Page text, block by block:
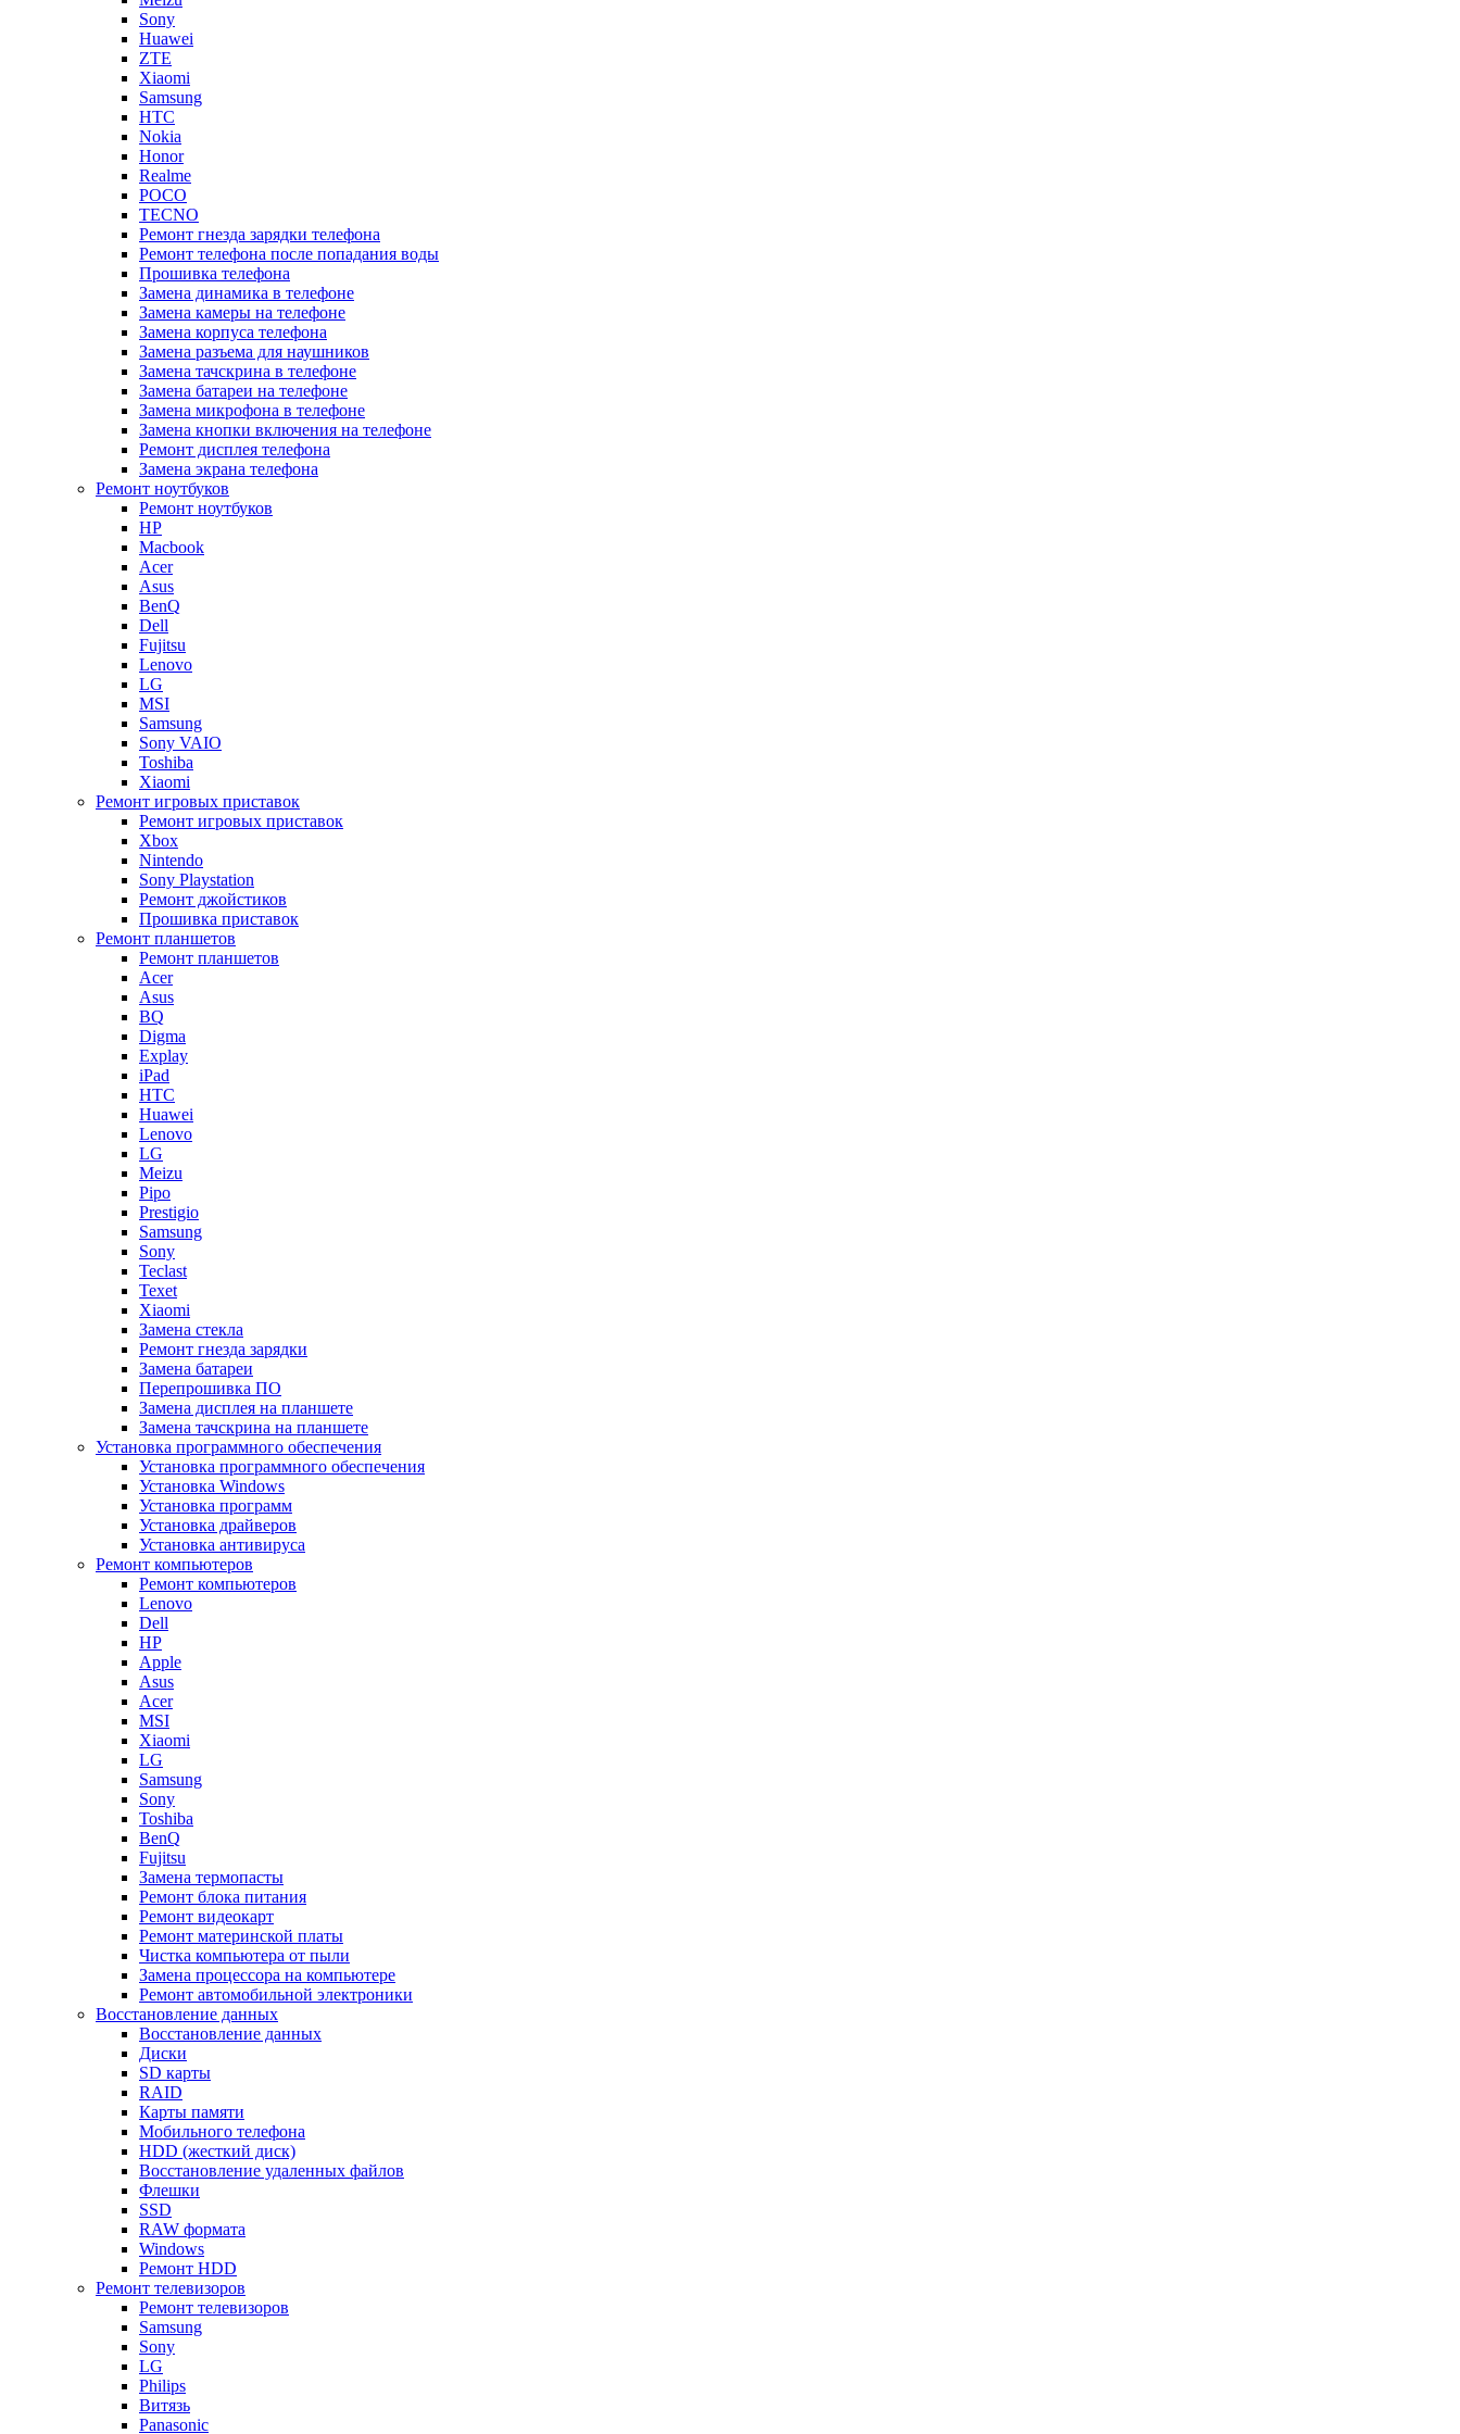
Sony
Huawei
ZTE
Xiaomi
Samsung
HTC
Nokia
Honor
Realme
POCO
TECNO
Ремонт гнезда зарядки телефона
Ремонт телефона после попадания воды
Прошивка телефона
Замена динамика в телефоне
Замена камеры на телефоне
Замена корпуса телефона
Замена разъема для наушников
Замена тачскрина в телефоне
Замена батареи на телефоне
Замена микрофона в телефоне
Замена кнопки включения на телефоне
Ремонт дисплея телефона
Замена экрана телефона
Ремонт ноутбуков
Ремонт ноутбуков
HP
Macbook
Acer
Asus
BenQ
Dell
Fujitsu
Lenovo
LG
MSI
Samsung
Sony VAIO
Toshiba
Xiaomi
Ремонт игровых приставок
Ремонт игровых приставок
Xbox
Nintendo
Sony Playstation
Ремонт джойстиков
Прошивка приставок
Ремонт планшетов
Ремонт планшетов
Acer
Asus
BQ
Digma
Explay
iPad
HTC
Huawei
Lenovo
LG
Meizu
Pipo
Prestigio
Samsung
Sony
Teclast
Texet
Xiaomi
Замена стекла
Ремонт гнезда зарядки
Замена батареи
Перепрошивка ПО
Замена дисплея на планшете
Замена тачскрина на планшете
Установка программного обеспечения
Установка программного обеспечения
Установка Windows
Установка программ
Установка драйверов
Установка антивируса
Ремонт компьютеров
Ремонт компьютеров
Lenovo
Dell
HP
Apple
Asus
Acer
MSI
Xiaomi
LG
Samsung
Sony
Toshiba
BenQ
Fujitsu
Замена термопасты
Ремонт блока питания
Ремонт видеокарт
Ремонт материнской платы
Чистка компьютера от пыли
Замена процессора на компьютере
Ремонт автомобильной электроники
Восстановление данных
Восстановление данных
Диски
SD карты
RAID
Карты памяти
Мобильного телефона
HDD (жесткий диск)
Восстановление удаленных файлов
Флешки
SSD
RAW формата
Windows
Ремонт HDD
Ремонт телевизоров
Ремонт телевизоров
Samsung
Sony
LG
Philips
Витязь
Panasonic